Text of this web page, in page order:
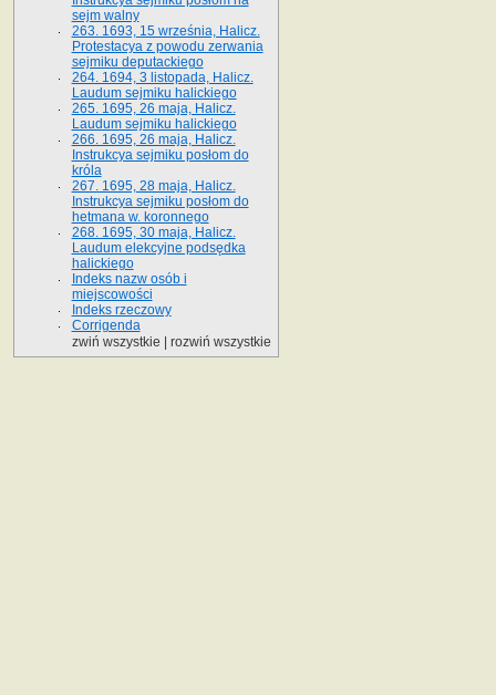
sejm walny
263. 1693, 15 września, Halicz.
Protestacya z powodu zerwania
sejmiku deputackiego
264. 1694, 3 listopada, Halicz.
Laudum sejmiku halickiego
265. 1695, 26 maja, Halicz.
Laudum sejmiku halickiego
266. 1695, 26 maja, Halicz.
Instrukcya sejmiku posłom do
króla
267. 1695, 28 maja, Halicz.
Instrukcya sejmiku posłom do
hetmana w. koronnego
268. 1695, 30 maja, Halicz.
Laudum elekcyjne podsędka
halickiego
Indeks nazw osób i
miejscowości
Indeks rzeczowy
Corrigenda
zwiń wszystkie
rozwiń wszystkie